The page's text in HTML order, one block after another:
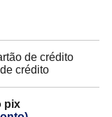
de crédito
crédito
pix